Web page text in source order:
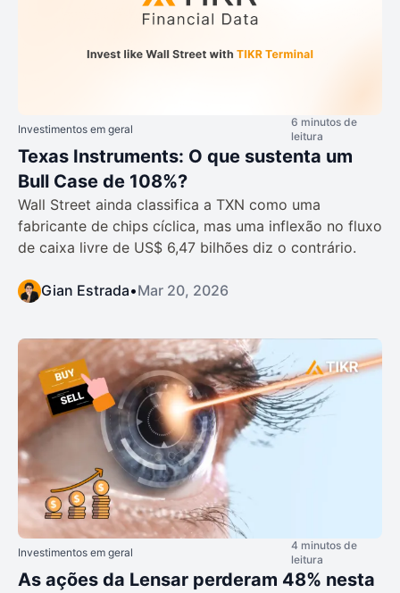
Investimentos em geral
6 minutos de
leitura
Texas Instruments: O que sustenta um
Bull Case de 108%?
Wall Street ainda classifica a TXN como uma
fabricante de chips cíclica, mas uma inflexão no fluxo
de caixa livre de US$ 6,47 bilhões diz o contrário.
Gian Estrada•Mar 20, 2026
Investimentos em geral
4 minutos de
leitura
As ações da Lensar perderam 48% nesta